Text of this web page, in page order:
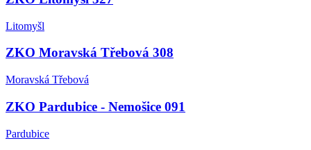
Litomyšl
ZKO Moravská Třebová 308
Moravská Třebová
ZKO Pardubice - Nemošice 091
Pardubice